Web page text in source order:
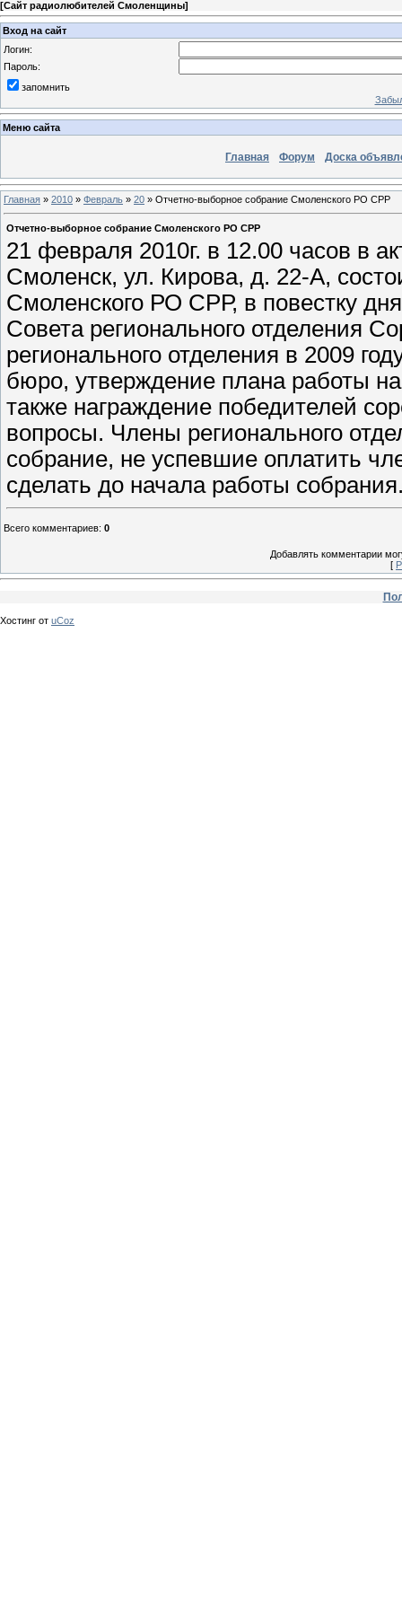
[Сайт радиолюбителей Смоленщины]
Вход на сайт
Логин:
Пароль:
запомнить
Меню сайта
Главная Форум Доска
Главная » 2010 » Февраль » 20 » Отчетно-выборное собрание Смоленского РО СРР
Отчетно-выборное собрание Смоленского РО СРР
21 февраля 2010г. в 12.00 часов в
Смоленск, ул. Кирова, д. 22-А,
Смоленского РО СРР, в повестку
Совета регионального отделения
регионального отделения в 2009
бюро, утверждение плана работы
также награждение победителей
вопросы. Члены регионального
собрание, не успевшие оплатить
сделать до начала работы
Всего комментариев: 0
Добавлять комментарии
[
Хостинг от uCoz